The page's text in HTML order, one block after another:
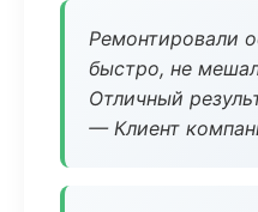
Ремонтировали
быстро, не
Отличный
— Клиент